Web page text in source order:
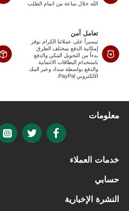
الله خلال ساعة من اتمام الطلب
تعامل آمن
تيسيراً على عملائنا الكرام نوفر
إمكانية الدفع بمختلف الطرق
بدءاً من التحويل البنكي والدفع
باستخدام البطاقات الائتمانية
والدفع بواسطة سداد وعبر البنك
الالكتروني PayPal.
معلومات
خدمات العملاء
حسابي
النشرة الإخبارية